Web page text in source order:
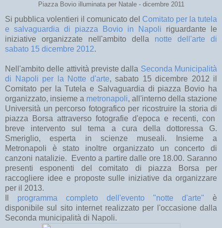
Piazza Bovio illuminata per Natale - dicembre 2011
Si pubblica volentieri il comunicato del Comitato per la tutela
e salvaguardia di piazza Bovio in Napoli riguardante le
iniziative organizzate nell'ambito della notte dell'arte di
sabato 15 dicembre 2012.
Nell'ambito delle attività previste dalla Seconda Municipalità
di Napoli per la Notte d'arte, sabato 15 dicembre 2012 il
Comitato per la Tutela e Salvaguardia di piazza Bovio ha
organizzato, insieme a metronapoli, all'interno della stazione
Università un percorso fotografico per ricostruire la storia di
piazza Borsa attraverso fotografie d'epoca e recenti, con
breve intervento sul tema a cura della dottoressa G.
Smeriglio, esperta in scienze museali. Insieme a
Metronapoli è stato inoltre organizzato un concerto di
canzoni natalizie. Evento a partire dalle ore 18.00. Saranno
presenti esponenti del comitato di piazza Borsa per
raccogliere idee e proposte sulle iniziative da organizzare
per il 2013.
programma completo dell'evento "notte d'arte" è
disponibile sul sito internet realizzato per l'occasione dalla
Seconda municipalità di Napoli.